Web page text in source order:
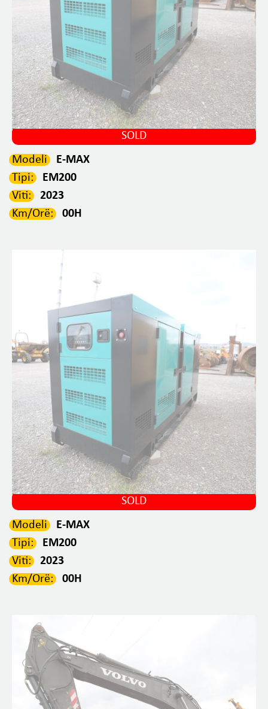
SOLD
Modeli
E-MAX
Tipi:
EM200
Viti:
2023
Km/Orë:
00H
SOLD
Modeli
E-MAX
Tipi:
EM200
Viti:
2023
Km/Orë:
00H